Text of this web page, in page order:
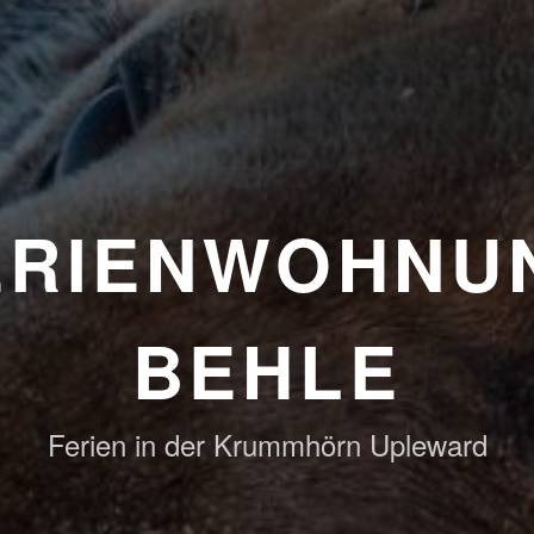
BEHLE
Ferien in der Krummhörn Upleward